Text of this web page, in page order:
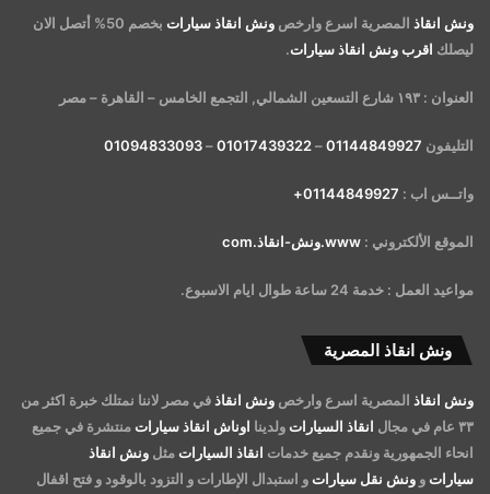
ونش انقاذ المصرية اسرع وارخص ونش انقاذ سيارات
بخصم 50% أتصل الان
ليصلك اقرب ونش انقاذ سيارات.
العنوان : ١٩٣ شارع التسعين الشمالي, التجمع الخامس – القاهرة – مصر
التليفون 01144849927
–
01017439322
–
01094833093
واتــس اب : 01144849927+
الموقع الألكتروني : www.ونش-انقاذ.com
مواعيد العمل : خدمة 24 ساعة طوال ايام الاسبوع.
ونش انقاذ المصرية
ونش انقاذ المصرية اسرع وارخص ونش انقاذفي مصر لاننا نمتلك خبرة اكثر من
٣٣ عام في مجال
انقاذ السيارات ولدينا اوناش انقاذ سيارات منتشرة في جميع
انحاء الجمهورية ونقدم جميع خدمات انقاذ السيارات مثل ونش انقاذ
سيارات و ونش نقل سيارات و استبدال الإطارات و التزود بالوقود و فتح اقفال